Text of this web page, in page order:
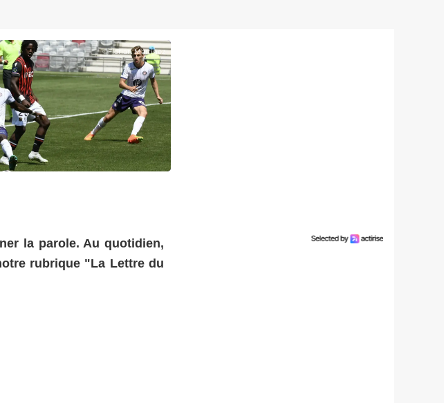
©Florian Martinez
la parole. Au quotidien,
rubrique "La Lettre du